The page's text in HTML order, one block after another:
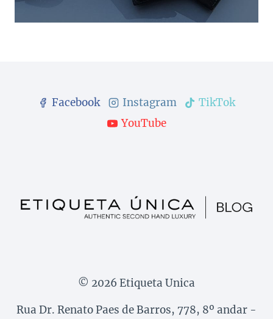
Facebook Instagram
TikTok
YouTube
© 2026 Etiqueta Unica
Rua Dr. Renato Paes de Barros, 778, 8º andar -